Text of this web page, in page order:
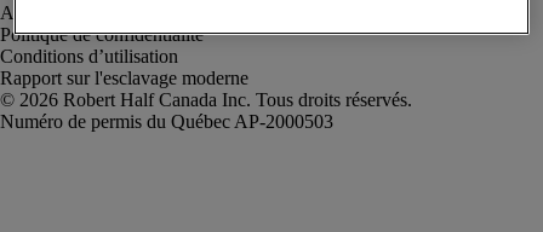
Alerte à la fraude
Politique de confidentialité
Conditions d’utilisation
Rapport sur l'esclavage moderne
Robert Half Canada Inc. Tous droits réservés.